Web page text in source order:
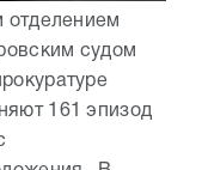
отделением
судом
161 эпизод